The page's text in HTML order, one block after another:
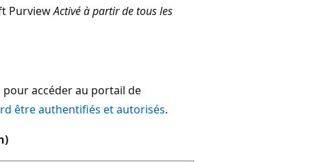
PurviewActivé à partir de tous les
pour accéder au portail de
être authentifiés et autorisés.